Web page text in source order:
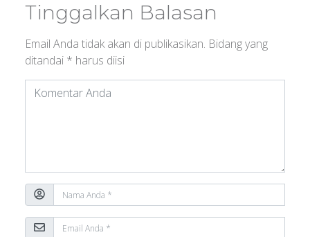
Tinggalkan Balasan
Email Anda tidak akan di publikasikan. Bidang yang
ditandai * harus diisi